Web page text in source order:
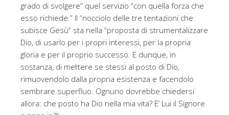
grado di svolgere” quel servizio “con quella forza che
esso richiede.” Il “nocciolo delle tre tentazioni che
subisce Gesù” sta nella “proposta di strumentalizzare
Dio, di usarlo per i propri interessi, per la propria
gloria e per il proprio successo. E dunque, in
sostanza, di mettere se stessi al posto di Dio,
rimuovendolo dalla propria esistenza e facendolo
sembrare superfluo. Ognuno dovrebbe chiedersi
allora: che posto ha Dio nella mia vita? E’ Lui il Signore